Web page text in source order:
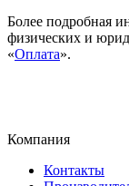
Более подробная
физических и
«Оплата».
Компания
Контакты